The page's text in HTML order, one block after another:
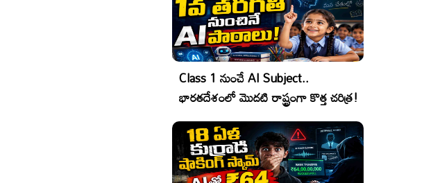
Class 1 నుంచే AI Subject..
భారతదేశంలో మొదటి రాష్ట్రంగా కొత్త చరిత్ర!